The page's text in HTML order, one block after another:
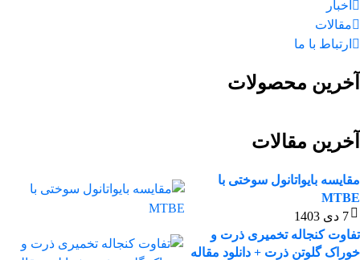
اخبار
مقالات
ارتباط با ما
آخرین محصولات
آخرین مقالات
مقایسه بایواتانول سوختی با
MTBE
7 دی 1403
تفاوت کنجاله تخمیری ذرت و
خوراک گلوتن ذرت + دانلود مقاله